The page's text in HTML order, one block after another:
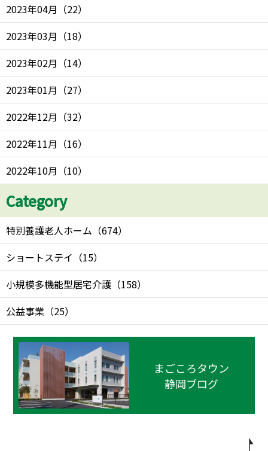
2023年04月 （22）
2023年03月 （18）
2023年02月 （14）
2023年01月 （27）
2022年12月 （32）
2022年11月 （16）
2022年10月 （10）
Category
特別養護老人ホーム （674）
ショートステイ （15）
小規模多機能型居宅介護 （158）
公益事業 （25）
まごころタウン
静岡ブログ